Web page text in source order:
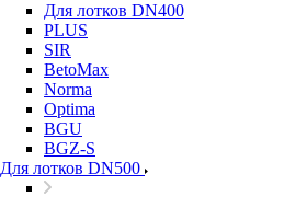
Для лотков DN400
PLUS
SIR
BetoMax
Norma
Optima
BGU
BGZ-S
Для лотков DN500